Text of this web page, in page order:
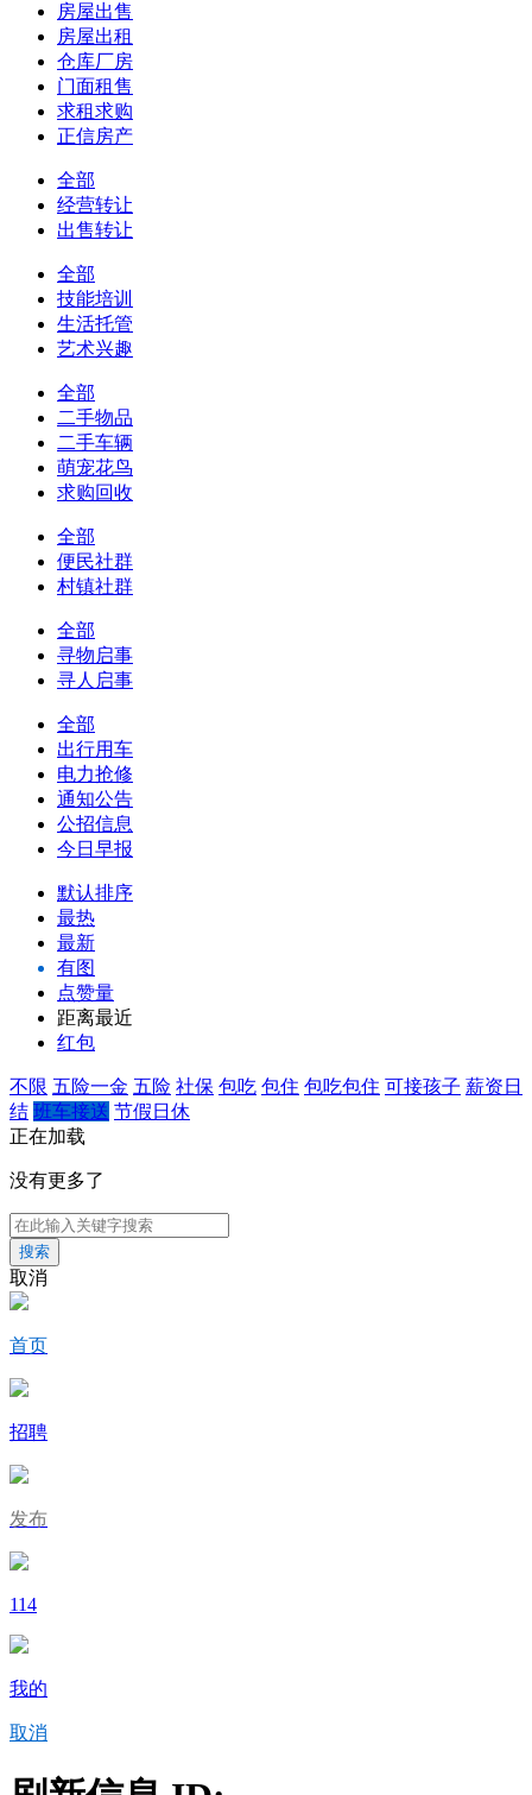
房屋出售
房屋出租
仓库厂房
门面租售
求租求购
正信房产
全部
经营转让
出售转让
全部
技能培训
生活托管
艺术兴趣
全部
二手物品
二手车辆
萌宠花鸟
求购回收
全部
便民社群
村镇社群
全部
寻物启事
寻人启事
全部
出行用车
电力抢修
通知公告
公招信息
今日早报
默认排序
最热
最新
有图
点赞量
距离最近
红包
不限 五险一金 五险 社保 包吃 包住 包吃包住 可接孩子 薪资日
结 班车接送 节假日休
正在加载
没有更多了
搜索
取消
首页
招聘
发布
114
我的
取消